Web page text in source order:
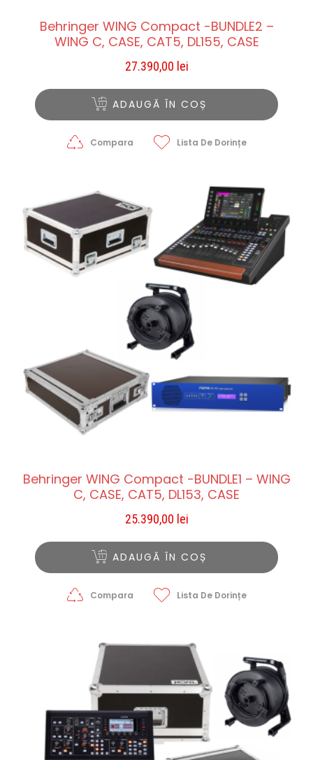
Behringer WING Compact -BUNDLE2 –
WING C, CASE, CAT5, DL155, CASE
27.390,00 lei
ADAUGĂ ÎN COȘ
Compara Lista De Dorințe
Behringer WING Compact -BUNDLE1 – WING
C, CASE, CAT5, DL153, CASE
25.390,00 lei
ADAUGĂ ÎN COȘ
Compara Lista De Dorințe